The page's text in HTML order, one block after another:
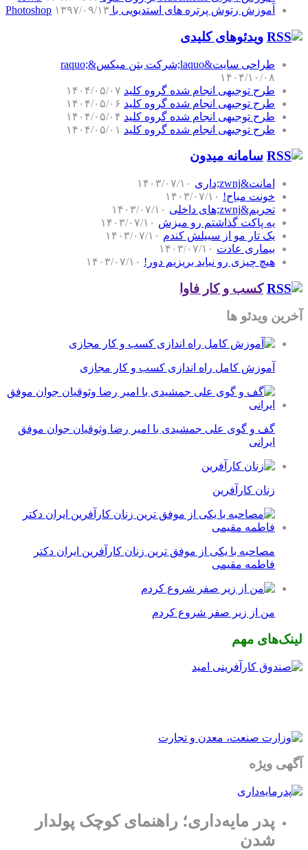
آموزش رتوش پرتره های استدیویی با Photoshop ۱۳۹۷/۰۹/۱۳
ویدئوهای کلیدی
طراحی سایت&laquo;شرکت بتن میکس&raquo;
۱۴۰۴/۱۰/۰۸
طرح توجیهی انجام شده گروه کلید ۱۴۰۴/۰۵/۰۷
طرح توجیهی انجام شده گروه کلید ۱۴۰۴/۰۵/۰۶
طرح توجیهی انجام شده گروه کلید ۱۴۰۴/۰۵/۰۴
طرح توجیهی انجام شده گروه کلید ۱۴۰۴/۰۵/۰۱
سامانه میدون
امانت&zwnj;داری
۱۴۰۳/۰۷/۱۰
خونت مباح! ۱۴۰۳/۰۷/۱۰
تحریم&zwnj;های داخلی
۱۴۰۳/۰۷/۱۰
یه پاکت گذاشتم رو میزش ۱۴۰۳/۰۷/۱۰
یک تار مو از سبیلش کندم ۱۴۰۳/۰۷/۱۰
بیماری عادت ۱۴۰۳/۰۷/۱۰
هیچ چیزی رو نباید بریزیم دور! ۱۴۰۳/۰۷/۱۰
کسب و کار فاوا
آخرین ویدئو ها
آموزش کامل راه اندازی کسب و کار مجازی
گف و گوی علی جمشیدی با امیر رضا وثوقیان جوان موفق
ایرانی
زنان کارآفرین
مصاحبه با یکی از موفق ترین زنان کارآفرین ایران دکتر
فاطمه مقیمی
من از زیر صفر شروع کردم
لینک‌های مهم
آگهی ویژه
پدر مایه‌داری؛ راهنمای کوچک پولدار
شدن